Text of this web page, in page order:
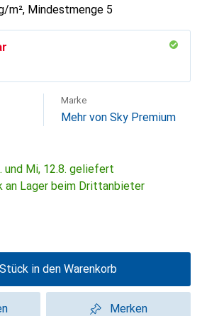
m², Mindestmenge 5
Marke
Mehr von Sky Premium
und Mi, 12.8. geliefert
an Lager beim Drittanbieter
in den Warenkorb
Merken